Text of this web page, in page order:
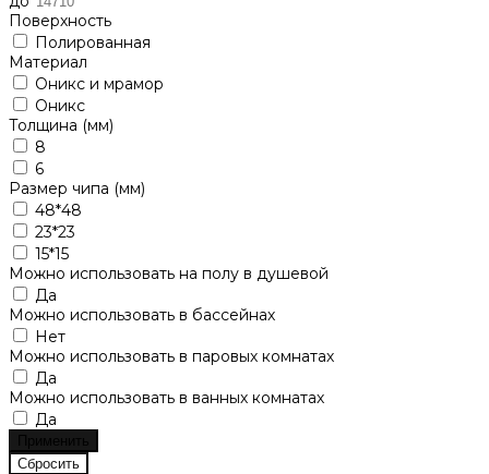
Поверхность
Полированная
Материал
Оникс и мрамор
Оникс
Толщина (мм)
8
6
Размер чипа (мм)
48*48
23*23
15*15
Можно использовать на полу в душевой
Да
Можно использовать в бассейнах
Нет
Можно использовать в паровых комнатах
Да
Можно использовать в ванных комнатах
Да